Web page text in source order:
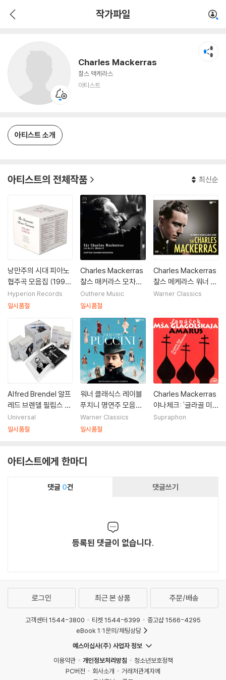
작가파일
Charles Mackerras
찰스 맥케라스
아티스트
아티스트 소개
아티스트의 전체작품 최신순
낭만주의 시대 피아노
협주곡 모음집 (1991-
2007 녹음) [50CD
박스세트]
Hyperion Records
일시품절
Charles Mackerras
찰스 매커라스 모차르
트 컬렉션 - 교향곡 &
레퀴엠 (Conducts M
Outhere Music
일시품절
Charles Mackerras
찰스 메케라스 워너 녹
음 전집 (Complete
Warner Classics
Alfred Brendel 알프
레드 브렌델 필립스 녹
음 전집 (Complete
Philips Recordings)
Universal
일시품절
워너 클래식스 레이블
푸치니 명연주 모음집
(Giacomo Puccini ?
The Warner Classic
Warner Classics
일시품절
Charles Mackerras
야나체크: '글라골 미
사' (Janacek: Glago
Supraphon
아티스트에게 한마디
댓글 0건 댓글쓰기
등록된 댓글이 없습니다.
로그인 최근 본 상품 주문/배송
고객센터 1544-3800 티켓 1544-6399
중고샵 1566-4295
eBook 1:1문의/채팅상담
예스이십사(주) 사업자 정보
이용약관
개인정보처리방침
청소년보호정책
PC버전
회사소개
거래처관계자께